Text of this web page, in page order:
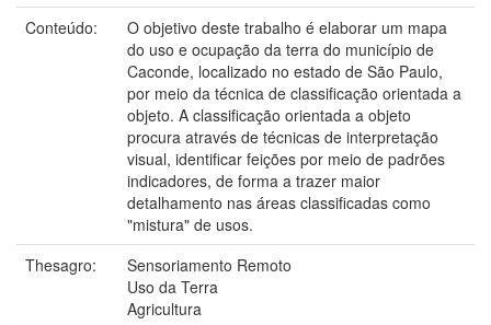
Conteúdo:
O objetivo deste trabalho é elaborar um mapa
do uso e ocupação da terra do município de
Caconde, localizado no estado de São Paulo,
por meio da técnica de classificação orientada a
objeto. A classificação orientada a objeto
procura através de técnicas de interpretação
visual, identificar feições por meio de padrões
indicadores, de forma a trazer maior
detalhamento nas áreas classificadas como
"mistura" de usos.
Thesagro:
Sensoriamento Remoto
Uso da Terra
Agricultura